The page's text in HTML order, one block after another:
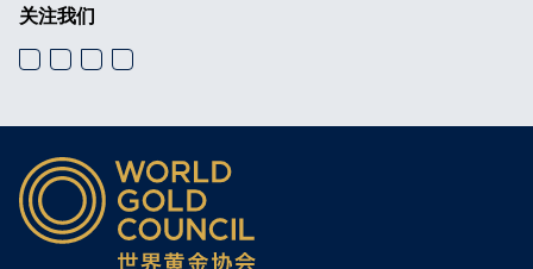
关注我们